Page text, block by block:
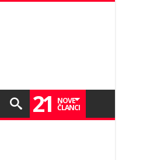
21 NOVE
ČLANCI